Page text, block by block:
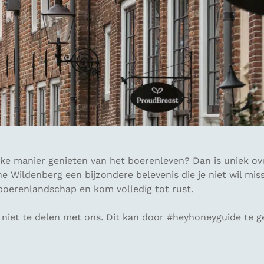
manier genieten van het boerenleven? Dan is uniek
Wildenberg een bijzondere belevenis die je niet wil
en kom volledig tot rust.
te delen met ons. Dit kan door #heyhoneyguide te